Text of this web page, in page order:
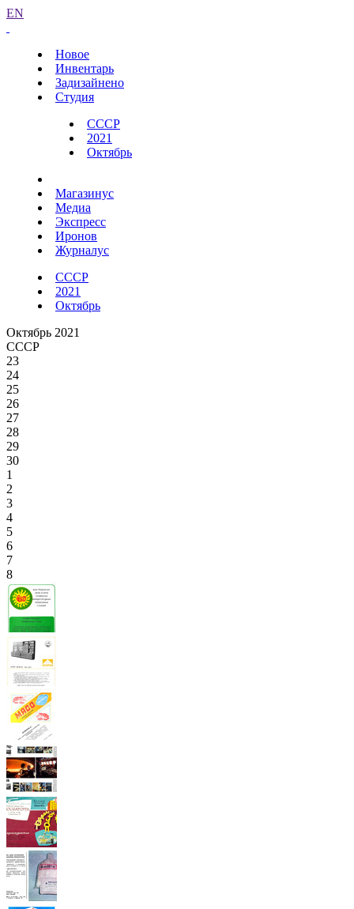
EN
Новое
Инвентарь
Задизайнено
Студия
СССР
2021
Октябрь
Магазинус
Медиа
Экспресс
Иронов
Журналус
СССР
2021
Октябрь
Октябрь 2021
СССР
23
24
25
26
27
28
29
30
1
2
3
4
5
6
7
8